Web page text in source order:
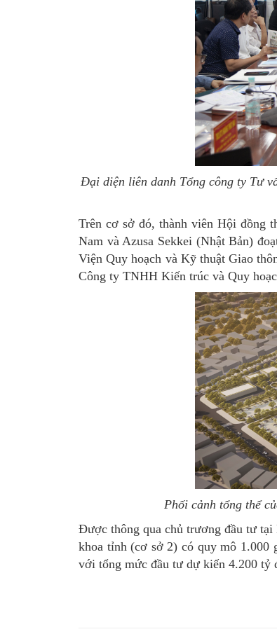
Đại diện liên danh Tổng công ty Tư
Trên cơ sở đó, thành viên Hội đồng
Nam và Azusa Sekkei (Nhật Bản)
Viện Quy hoạch và Kỹ thuật Giao
Công ty TNHH Kiến trúc và Quy
Phối cảnh tổng thể
Được thông qua chủ trương đầu tư
khoa tỉnh (cơ sở 2) có quy mô 1.000
với tổng mức đầu tư dự kiến 4.200 tỷ